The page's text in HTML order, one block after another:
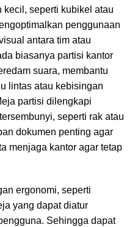
kecil, seperti kubikel atau
penggunaan
antara tim atau
biasanya partisi kantor
suara, membantu
lintas atau kebisingan
partisi dilengkapi
seperti rak atau
dokumen penting agar
menjaga kantor agar tetap
ergonomi, seperti
yang dapat diatur
Sehingga dapat